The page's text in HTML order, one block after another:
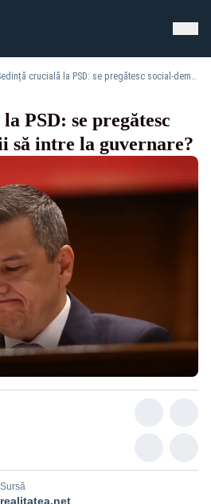
Ședință crucială la PSD: se pregătesc social-democrații să intre la guvernare?
PSD: se pregătesc
să intre la guvernare?
Sursă
realitatea.net